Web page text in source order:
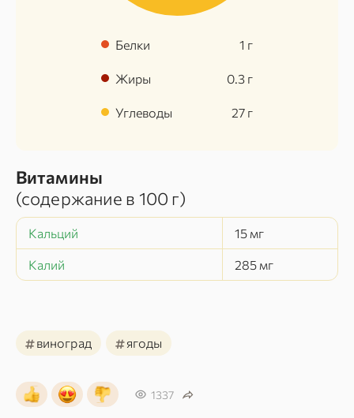
Белки 1 г
Жиры 0.3 г
Углеводы 27 г
Витамины
(содержание в 100 г)
Кальций 15 мг
Калий 285 мг
#виноград #ягоды
1337